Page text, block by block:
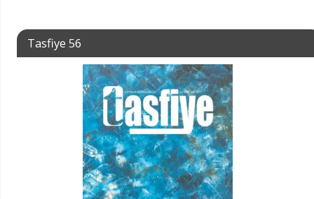
Tasfiye 56